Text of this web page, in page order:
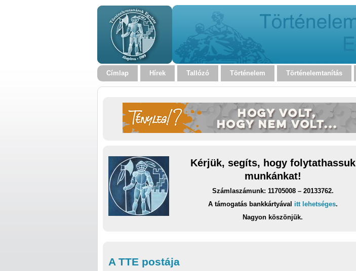
Címlap Hírek Tallózó Történelem Történelemtanítás
Kérjük, segíts, hogy folytathassuk
munkánkat!
Számlaszámunk: 11705008 – 20133762.
A támogatás bankkártyával itt lehetséges.
Nagyon köszönjük.
A TTE postája